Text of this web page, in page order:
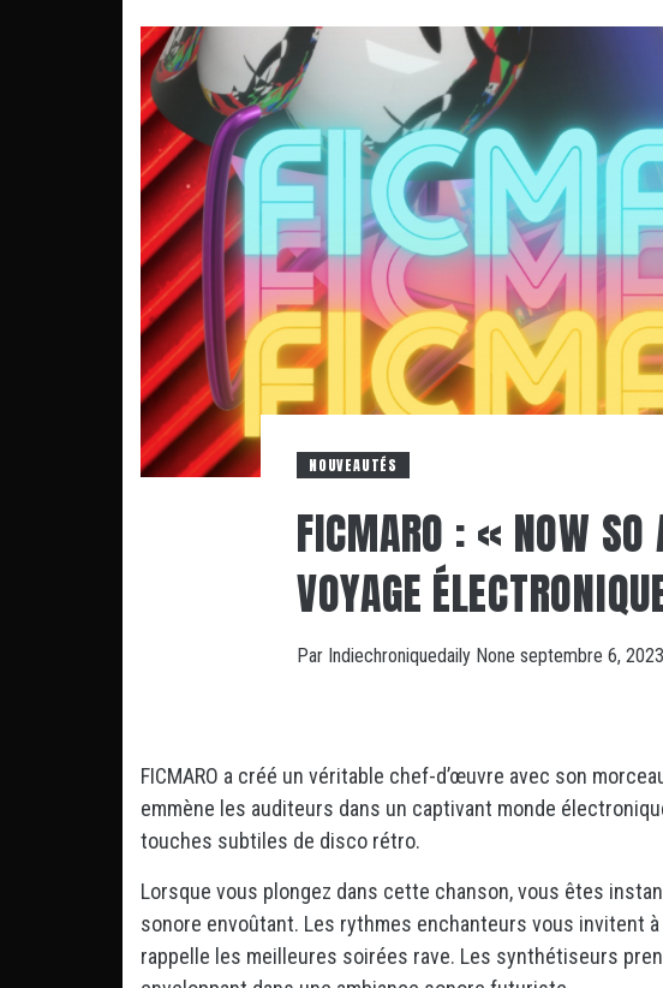
NOUVEAUTÉS
FICMARO : « NOW SO
VOYAGE
Par Indiechroniquedaily None septembre 6, 2023
FICMARO a créé un véritable chef-d’œuvre avec son
emmène les auditeurs dans un captivant monde
touches subtiles de disco rétro.
Lorsque vous plongez dans cette chanson, vous êtes
sonore envoûtant. Les rythmes enchanteurs vous invitent
rappelle les meilleures soirées rave. Les synthétiseurs